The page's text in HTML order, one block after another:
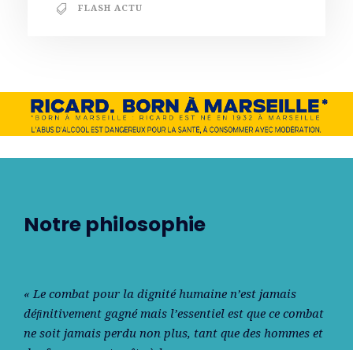
FLASH ACTU
Notre philosophie
« Le combat pour la dignité humaine n’est jamais
déﬁnitivement gagné mais l’essentiel est que ce combat
ne soit jamais perdu non plus, tant que des hommes et